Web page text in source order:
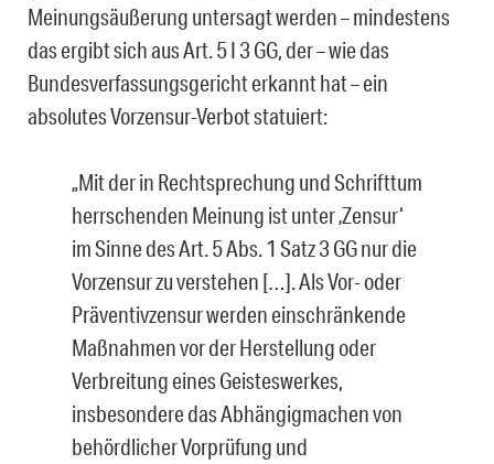
Meinungsäußerung untersagt werden – mindestens
das ergibt sich aus Art. 5 I 3 GG, der – wie das
Bundesverfassungsgericht erkannt hat – ein
absolutes Vorzensur-Verbot statuiert:
„Mit der in Rechtsprechung und Schrifttum
herrschenden Meinung ist unter ‚Zensur‘
im Sinne des Art. 5 Abs. 1 Satz 3 GG nur die
Vorzensur zu verstehen […]. Als Vor- oder
Präventivzensur werden einschränkende
Maßnahmen vor der Herstellung oder
Verbreitung eines Geisteswerkes,
insbesondere das Abhängigmachen von
behördlicher Vorprüfung und